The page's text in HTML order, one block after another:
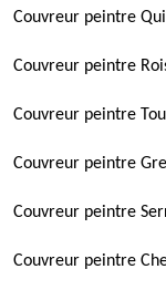
Couvreur peintre
Couvreur peintre
Couvreur peintre
Couvreur peintre
Couvreur peintre
Couvreur peintre